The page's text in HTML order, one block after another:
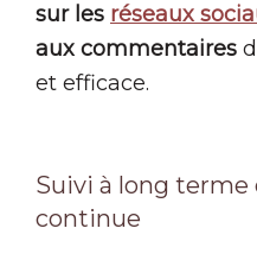
sur les réseaux
aux commentaires
et efficace.
Suivi à long
continue